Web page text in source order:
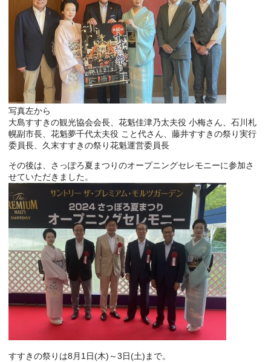
写真左から
大島すすきの観光協会会長、花魁佳津乃太夫役 小梅さん、石川札
幌副市長、花魁夢千代太夫役 こと代さん、藤井すすきの祭り実行
委員長、久末すすきの祭り花魁運営委員長
その後は、さっぽろ夏まつりのオープニングセレモニーに参加さ
せていただきました。
すすきの祭りは8月1日(木)～3日(土)まで。